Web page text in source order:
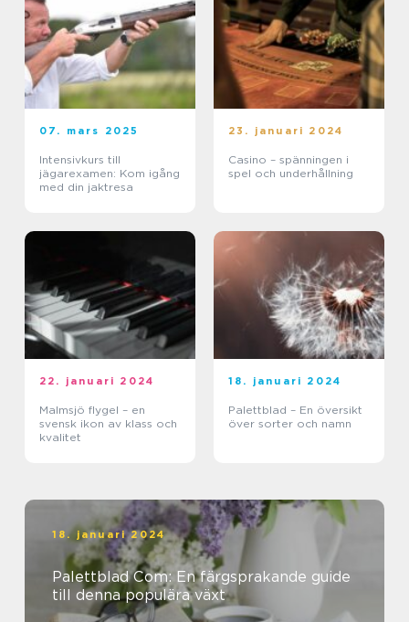
07. mars 2025
Intensivkurs till
jägarexamen: Kom igång
med din jaktresa
23. januari 2024
Casino – spänningen i
spel och underhållning
22. januari 2024
Malmsjö flygel – en
svensk ikon av klass och
kvalitet
18. januari 2024
Palettblad – En översikt
över sorter och namn
18. januari 2024
Palettblad Com: En färgsprakande guide
till denna populära växt